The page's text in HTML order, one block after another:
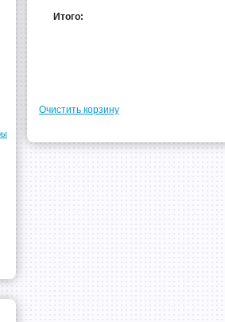
Итого:
Очистить корзину